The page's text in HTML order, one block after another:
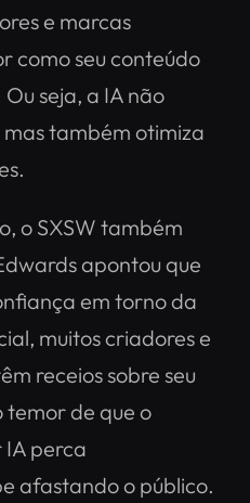
e marcas
como seu conteúdo
seja, a IA não
também otimiza
o SXSW também
apontou que
em torno da
muitos criadores e
receios sobre seu
temor de que o
perca
afastando o público.